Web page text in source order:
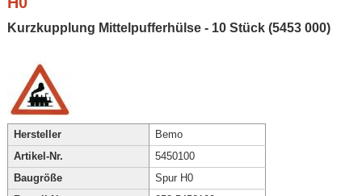
Kurzkupplung Mittelpufferhülse - 10 Stück (5453 000)
Hersteller
Bemo
Artikel-Nr.
5450100
Baugröße
Spur H0